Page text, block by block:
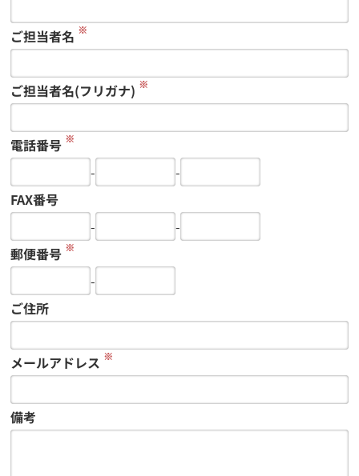
ご担当者名 ※
ご担当者名(フリガナ) ※
電話番号 ※
-
-
FAX番号
-
-
郵便番号 ※
-
ご住所
メールアドレス ※
備考